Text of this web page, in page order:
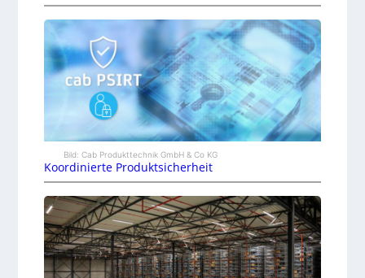
Bild: Cab Produkttechnik GmbH & Co KG
Koordinierte Produktsicherheit